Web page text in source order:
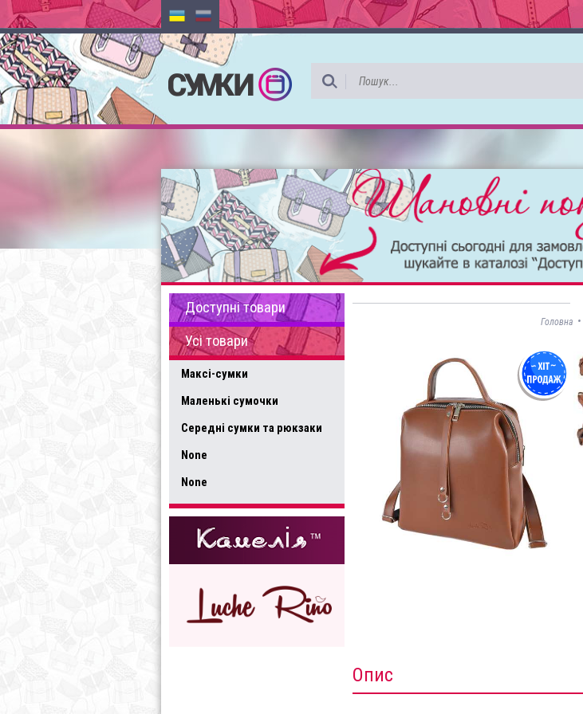
Доступні товари
Усі товари
Максі-сумки
Маленькі сумочки
Середні сумки та рюкзаки
None
None
Головна •
Опис